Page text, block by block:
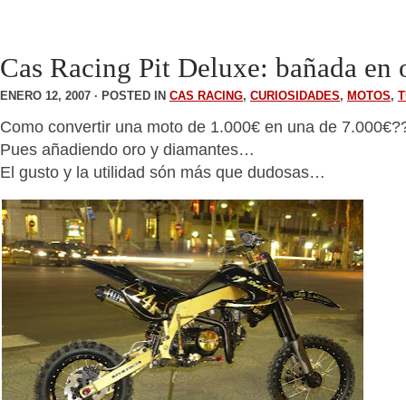
Cas Racing Pit Deluxe: bañada en
ENERO 12, 2007 · POSTED IN CAS RACING, CURIOSIDADES, MOTOS,
Como convertir una moto de 1.000€ en una de
Pues añadiendo oro y diamantes…
El gusto y la utilidad són más que dudosas…